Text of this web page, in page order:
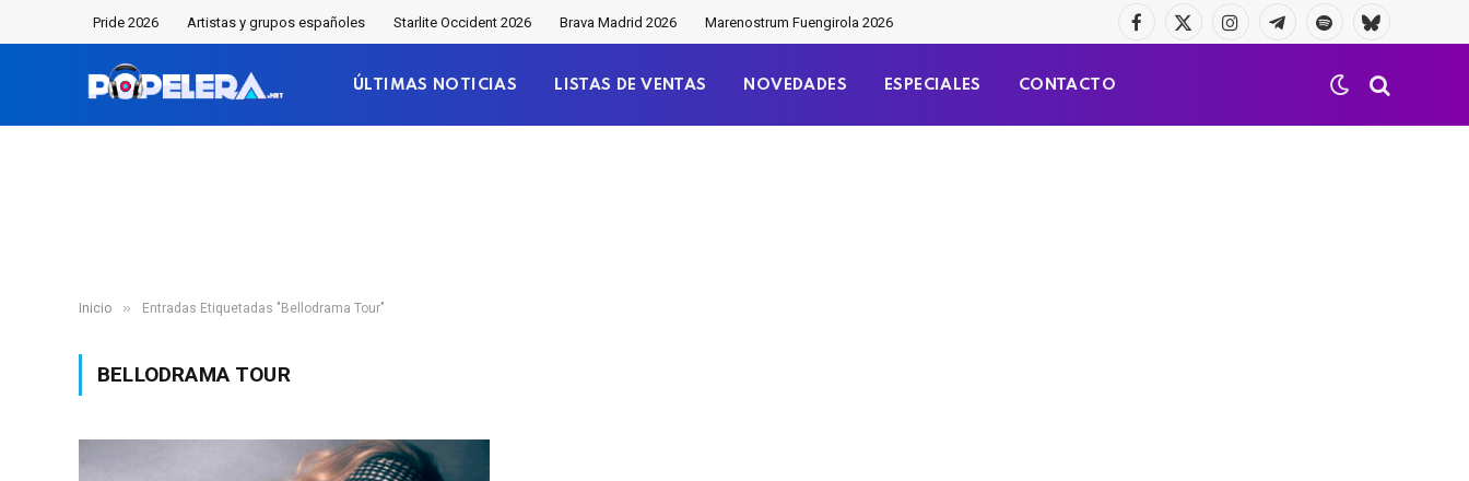
Pride 2026 Artistas y grupos españoles Starlite Occident 2026 Brava Madrid 2026 Marenostrum Fuengirola 2026
Facebook
X
InstagramTelegramaSpotifyBluesky
ÚLTIMAS NOTICIAS LISTAS DE VENTAS NOVEDADES ESPECIALES CONTACTO
Inicio » Entradas Etiquetadas "Bellodrama Tour"
BELLODRAMA TOUR